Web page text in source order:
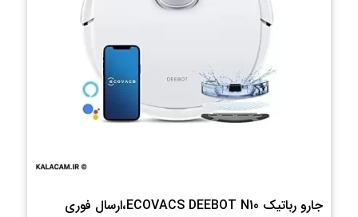
جارو رباتیک ECOVACS DEEBOT N10،ارسال فوری